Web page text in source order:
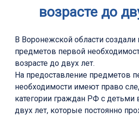
возрасте до
В Воронежской области создали
предметов первой
возрасте до двух лет.
На предоставление предметов
необходимости имеют право
категории граждан РФ с детьми
двух лет, которые постоянно